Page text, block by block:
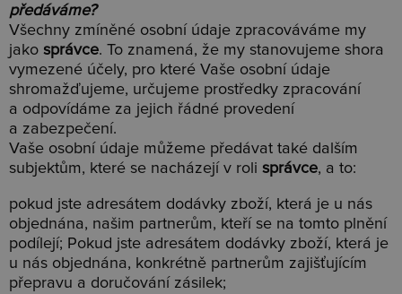
předáváme?
Všechny zmíněné osobní údaje zpracováváme my
jako správce. To znamená, že my stanovujeme shora
vymezené účely, pro které Vaše osobní údaje
shromažďujeme, určujeme prostředky zpracování
a odpovídáme za jejich řádné provedení
a zabezpečení.
Vaše osobní údaje můžeme předávat také dalším
subjektům, které se nacházejí v roli správce, a to:
pokud jste adresátem dodávky zboží, která je u nás
objednána, našim partnerům, kteří se na tomto plnění
podílejí; Pokud jste adresátem dodávky zboží, která je
u nás objednána, konkrétně partnerům zajišťujícím
přepravu a doručování zásilek;